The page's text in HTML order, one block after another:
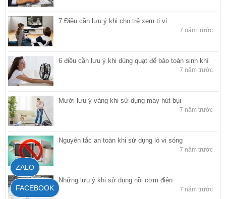
7 Điều cần lưu ý khi cho trẻ xem ti vi
7 năm trước
6 điều cần lưu ý khi dùng quạt để bảo toàn sinh khí
7 năm trước
Mười lưu ý vàng khi sử dụng máy hút bụi
7 năm trước
Nguyên tắc an toàn khi sử dụng lò vi sóng
7 năm trước
Những lưu ý khi sử dụng nồi cơm điện
7 năm trước
ZALO
FACEBOOK